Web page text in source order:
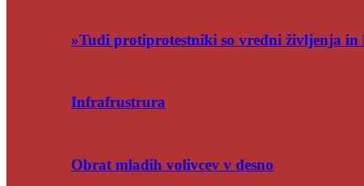
»Tudi protiprotestniki so vredni življenja in
Infrafrustrura
Obrat mladih volivcev v desno